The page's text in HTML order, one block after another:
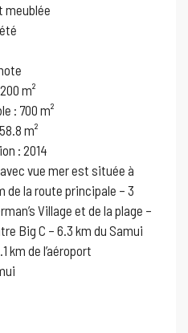
meublée
m²
: 700 m²
m²
: 2014
vue mer est située à
de la route principale – 3
Village et de la plage –
Big C – 6.3 km du Samui
km de l’aéroport